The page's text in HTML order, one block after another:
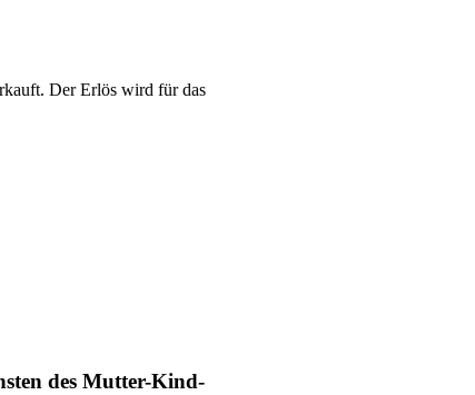
Der Erlös wird für das
des Mutter-Kind-